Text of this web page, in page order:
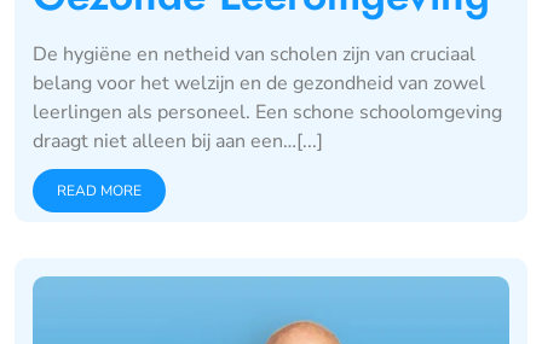
De hygiëne en netheid van scholen zijn van cruciaal
belang voor het welzijn en de gezondheid van zowel
leerlingen als personeel. Een schone schoolomgeving
draagt niet alleen bij aan een…[...]
READ MORE